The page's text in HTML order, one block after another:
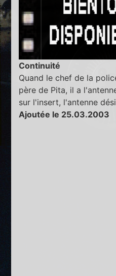
Continuité
Quand le chef de la
père de Pita, il a
sur l'insert, l'antenne
Ajoutée le 25.03.2003